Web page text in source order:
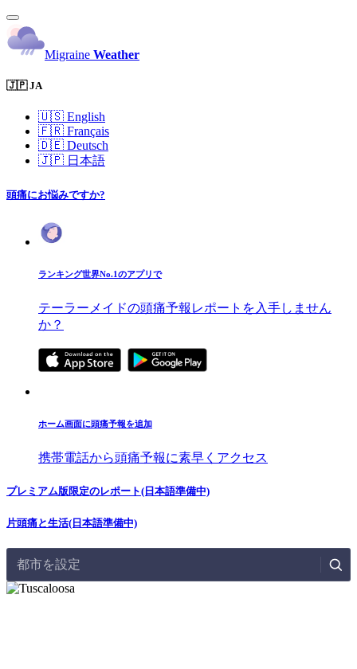
Migraine Weather
🇯🇵 JA
🇺🇸 English
🇫🇷 Français
🇩🇪 Deutsch
🇯🇵 日本語
頭痛にお悩みですか?
ランキング世界No.1のアプリで
テーラーメイドの頭痛予報レポートを入手しません
か？
ホーム画面に頭痛予報を追加
携帯電話から頭痛予報に素早くアクセス
プレミアム版限定のレポート(日本語準備中)
片頭痛と生活(日本語準備中)
都市を設定